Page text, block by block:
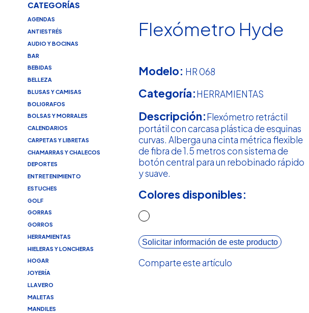
CATEGORÍAS
AGENDAS
ANTIESTRÉS
AUDIO Y BOCINAS
BAR
BEBIDAS
BELLEZA
BLUSAS Y CAMISAS
BOLIGRAFOS
BOLSAS Y MORRALES
CALENDARIOS
CARPETAS Y LIBRETAS
CHAMARRAS Y CHALECOS
DEPORTES
ENTRETENIMIENTO
ESTUCHES
GOLF
GORRAS
GORROS
HERRAMIENTAS
HIELERAS Y LONCHERAS
HOGAR
JOYERÍA
LLAVERO
MALETAS
MANDILES
Flexómetro Hyde
Modelo: HR 068
Categoría:HERRAMIENTAS
Descripción:Flexómetro retráctil
portátil con carcasa plástica de esquinas
curvas. Alberga una cinta métrica flexible
de fibra de 1.5 metros con sistema de
botón central para un rebobinado rápido
y suave.
Colores disponibles:
Solicitar información de este producto
Comparte este artículo